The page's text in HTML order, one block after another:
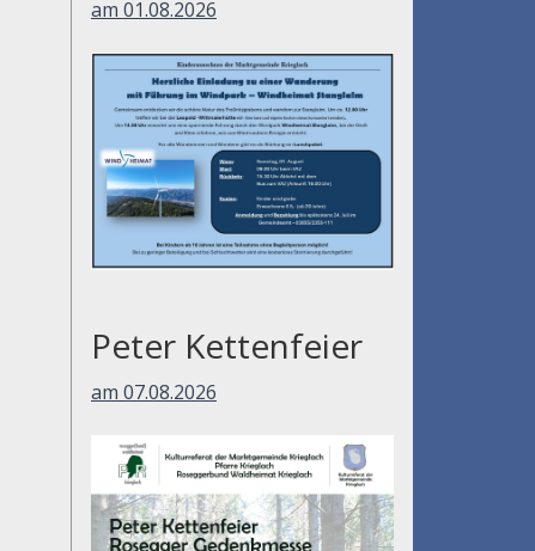
Stanglalm
am 01.08.2026
Peter Kettenfeier
am 07.08.2026